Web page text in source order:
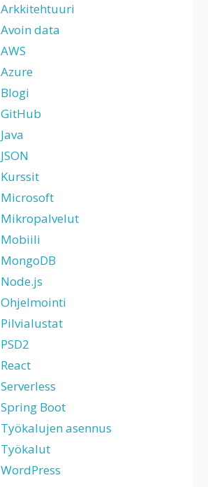
Arkkitehtuuri
Avoin data
AWS
Azure
Blogi
GitHub
Java
JSON
Kurssit
Microsoft
Mikropalvelut
Mobiili
MongoDB
Node.js
Ohjelmointi
Pilvialustat
PSD2
React
Serverless
Spring Boot
Työkalujen asennus
Työkalut
WordPress